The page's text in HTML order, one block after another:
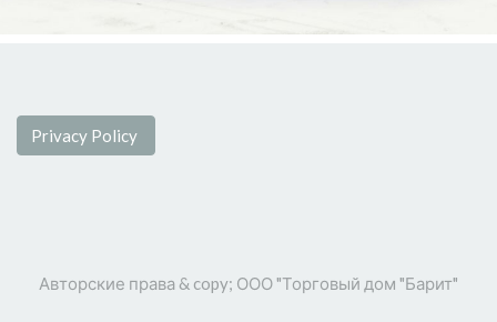
Privacy Policy
Авторские права & copy; ООО "Торговый дом "Барит"